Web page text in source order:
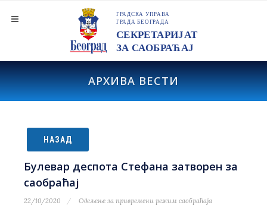
АРХИВА ВЕСТИ
НАЗАД
Булевар деспота Стефана затворен за
саобраћај
22/10/2020 Одељење за привремени режим саобраћаја